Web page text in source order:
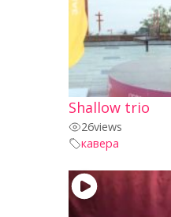
Shallow trio
26views
кавера